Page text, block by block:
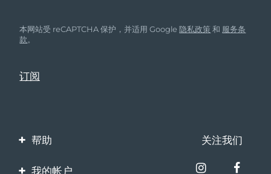
本网站受 reCAPTCHA 保护，并适用 Google隐私政策 和 服务条
款。
帮助
联系我们
关注我们
我的帐户